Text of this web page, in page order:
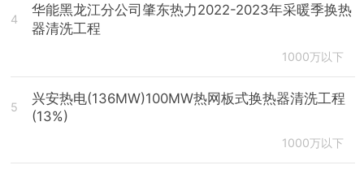
4
华能黑龙江分公司肇东热力2022-2023年采暖季换热
器清洗工程
1000万以下
5
兴安热电(136MW)100MW热网板式换热器清洗工程
(13%)
1000万以下